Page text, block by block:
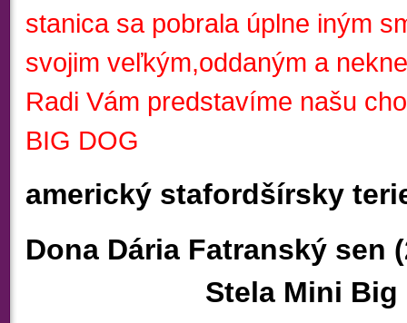
stanica sa pobrala úplne iným
svojim veľkým,oddaným a
Radi Vám predstavíme našu
BIG DOG
americký stafordšírsky
Dona Dária
Stela Mini Big